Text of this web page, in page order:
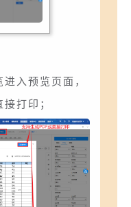
入预览页面，
打印；